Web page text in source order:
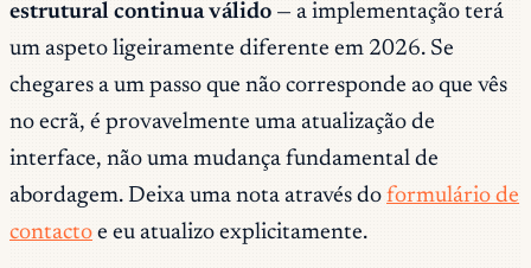
estrutural continua válido — a implementação terá
um aspeto ligeiramente diferente em 2026. Se
chegares a um passo que não corresponde ao que vês
no ecrã, é provavelmente uma atualização de
interface, não uma mudança fundamental de
abordagem. Deixa uma nota através do formulário de
contacto e eu atualizo explicitamente.